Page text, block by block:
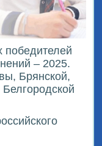
– 2025.
Брянской,